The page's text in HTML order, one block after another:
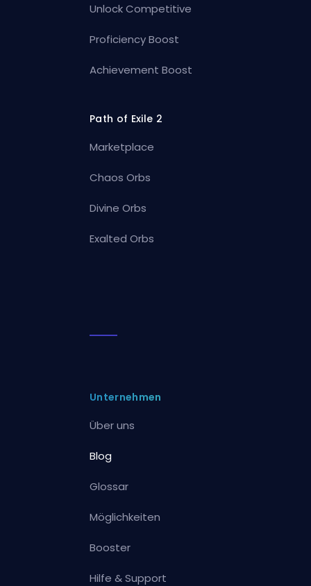
Unlock Competitive
Proficiency Boost
Achievement Boost
Path of Exile 2
Marketplace
Chaos Orbs
Divine Orbs
Exalted Orbs
Unternehmen
Über uns
Blog
Glossar
Möglichkeiten
Booster
Hilfe & Support